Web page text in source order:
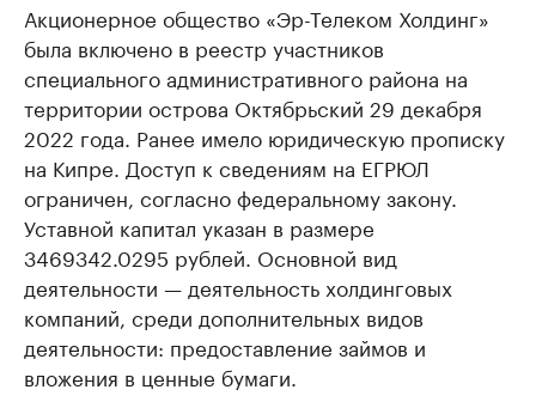
Акционерное общество «Эр-Телеком Холдинг»
была включено в реестр участников
специального административного района на
территории острова Октябрьский 29 декабря
2022 года. Ранее имело юридическую прописку
на Кипре. Доступ к сведениям на ЕГРЮЛ
ограничен, согласно федеральному закону.
Уставной капитал указан в размере
3469342.0295 рублей. Основной вид
деятельности — деятельность холдинговых
компаний, среди дополнительных видов
деятельности: предоставление займов и
вложения в ценные бумаги.